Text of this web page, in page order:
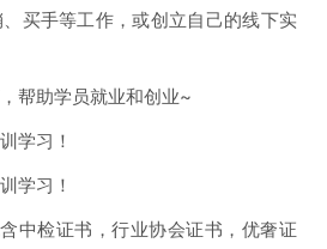
买手等工作，或创立自己的线下实
帮助学员就业和创业~
学习！
学习！
中检证书，行业协会证书，优奢证